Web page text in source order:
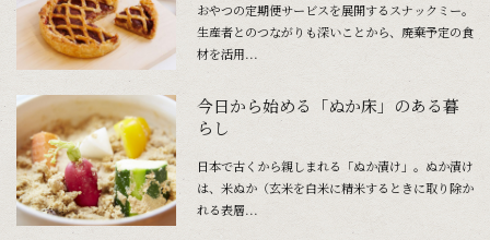
おやつの定期便サービスを展開するスナックミー。
生産者とのつながりも深いことから、廃棄予定の食
材を活用...
今日から始める「ぬか床」のある暮
らし
日本で古くから親しまれる「ぬか漬け」。ぬか漬け
は、米ぬか（玄米を白米に精米するときに取り除か
れる表層...